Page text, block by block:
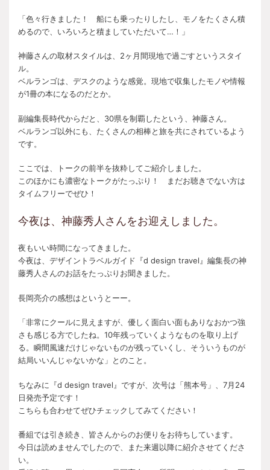
「色々行きました！ 船にも乗ったりしたし、モノをたくさん積
めるので、いろいろと積ましていただいて…！」
神藤さんの取材スタイルは、2ヶ月間現地で過ごすというスタイ
ル。
ベルランゴは、デスクのような感覚。現地で収集したモノや情報
が1冊の本になるのだとか。
副編集長時代からだと、30県を制覇したという、神藤さん。
ベルランゴ以外にも、たくさんの相棒と旅を共にされているよう
です。
ここでは、トークの前半を抜粋してご紹介しました。
このほかにも濃密なトークがたっぷり！ まだお聴きでない方は
タイムフリーでぜひ！
今夜は、神藤秀人さんをお迎えしました。
夜もいい時間になってきました。
今夜は、デザイントラベルガイド『d design travel』編集長の神
藤秀人さんのお話をたっぷりお聞きました。
長岡亮介の感想はというとーー。
「非常にクールに見えますが、優しく面白い面もありなおかつ強
さも感じる方でしたね。10年残っていくようなものを取り上げ
る。瞬間風速だけじゃないものが残っていくし、そういうものが
結局いいんじゃないかな」とのこと。
ちなみに『d design travel』ですが、次号は「熊本号」、7月24
日発売予定です！
こちらも合わせてぜひチェックしてみてください！
番組では引き続き、皆さんからのお便りをお待ちしています。
今日は読めませんでしたので、また来週以降に紹介させてくださ
い。